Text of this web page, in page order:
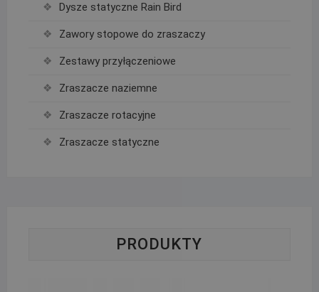
Dysze statyczne Rain Bird
Zawory stopowe do zraszaczy
Zestawy przyłączeniowe
Zraszacze naziemne
Zraszacze rotacyjne
Zraszacze statyczne
PRODUKTY